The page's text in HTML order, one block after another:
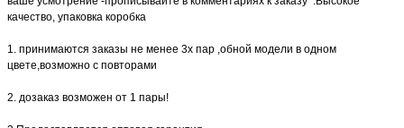
качество, упаковка коробка
1. принимаются заказы не менее 3х пар ,обной модели в одном
цвете,возможно с повторами
2. дозаказ возможен от 1 пары!